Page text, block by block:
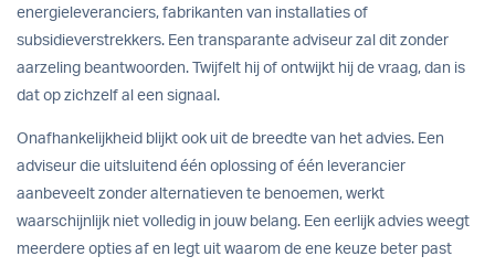
energieleveranciers, fabrikanten van installaties of
subsidieverstrekkers. Een transparante adviseur zal dit zonder
aarzeling beantwoorden. Twijfelt hij of ontwijkt hij de vraag, dan is
dat op zichzelf al een signaal.
Onafhankelijkheid blijkt ook uit de breedte van het advies. Een
adviseur die uitsluitend één oplossing of één leverancier
aanbeveelt zonder alternatieven te benoemen, werkt
waarschijnlijk niet volledig in jouw belang. Een eerlijk advies weegt
meerdere opties af en legt uit waarom de ene keuze beter past